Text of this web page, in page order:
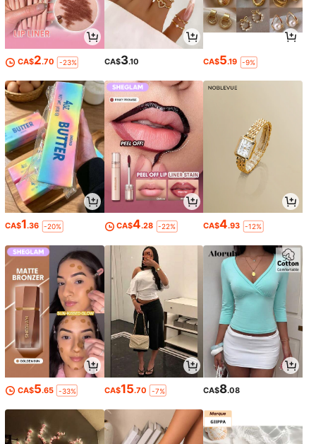
CA$2.70 -23% CA$3.10 CA$5.19 -9%
CA$1.36 -20% CA$4.28 -22% CA$4.93 -12%
CA$5.65 -33% CA$15.70 -7% CA$8.08